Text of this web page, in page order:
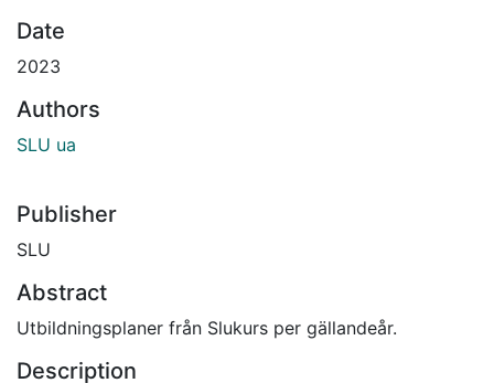
Date
2023
Authors
SLU ua
Publisher
SLU
Abstract
Utbildningsplaner från Slukurs per gällandeår.
Description